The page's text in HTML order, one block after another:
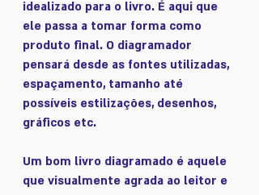
idealizado para o livro. É aqui que
ele passa a tomar forma como
produto final. O diagramador
pensará desde as fontes utilizadas,
espaçamento, tamanho até
possíveis estilizações, desenhos,
gráficos etc.
Um bom livro diagramado é aquele
que visualmente agrada ao leitor e